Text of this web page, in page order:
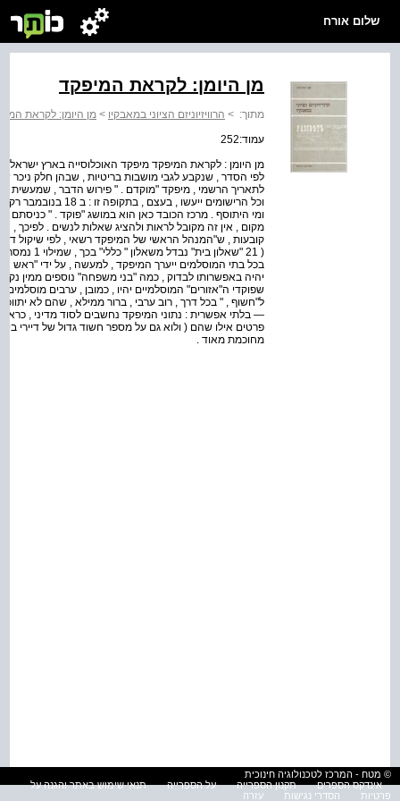
שלום אורח
מן היומן: לקראת המיפקד
מתוך: > הרוויזיוניזם הציוני במאבקיו > מן היומן: לקראת
עמוד:252
וכל הרישומים ייעשו ,
ומי היתוסף . מרכז הכובד כאן הוא במושג "פוקד . " כניסתם
( 21 "שאלון
בכל בתי המוסלמים ייערך המיפקד , למעשה , על ידי "ראש
יהיה באפשרותו לבדוק , כמה "בני משפחה" נוספים ממין
שפוקדי ה"אזורים" המוסלמיים יהיו , כמובן , ערבים
ל"חשוף , " בכל דרך , רוב ערבי , ברור ממילא , שהם לא
— בלתי אפשרית : נתוני המיפקד נחשבים לסוד מדיני ,
פרטים אילו שהם ( ולוא גם על מספר חשוד גדול של דיירי
מחוכמת מאוד .
© מטח - המרכז לטכנולוגיה חינוכית
אינדקס הספרים
תקנון הספרייה על הספרייה
תנאי שימוש באתר והגנה על
פרטיות
הסדרי נגישות עזרה